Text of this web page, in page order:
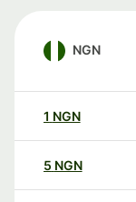
NGN
1 NGN
5 NGN